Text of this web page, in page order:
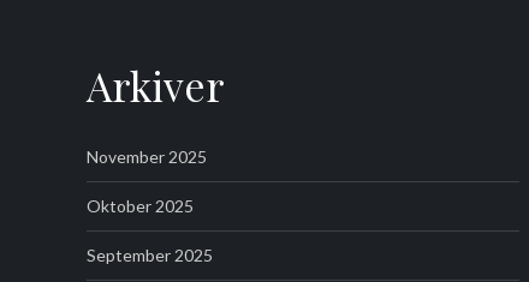
Arkiver
November 2025
Oktober 2025
September 2025